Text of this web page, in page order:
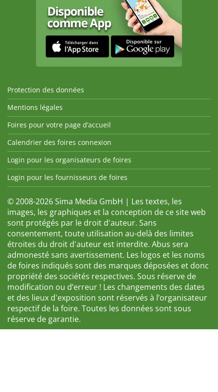
Protection des données
Mentions légales
Foires pour votre page d’accueil
Calendrier des foires connexion
Login pour les organisateurs de foires
Login pour les fournisseurs de foires
© 2008-2026 Sima Media GmbH | Les textes, les
images, les graphiques et la conception de ce site web
sont protégés par le droit d'auteur. Sans
consentement, toute utilisation au-delà des limites
étroites du droit d'auteur est interdite. Abus sera
admonesté sans avertissement. Les logos et les noms
de foires indiqués sont des marques déposées et donc
propriété des sociétés respectives. Sous réserve de
modification ou d’erreur ! Les changements des dates
et des lieux d'exposition sont réservés à l’organisateur
respectif de la foire. Toutes les données sont sous
réserve de garantie.